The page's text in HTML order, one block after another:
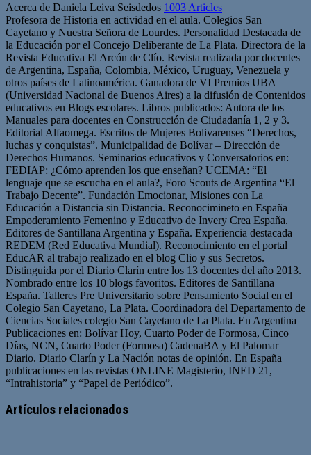
Acerca de Daniela Leiva Seisdedos 1003 Articles
Profesora de Historia en actividad en el aula. Colegios San
Cayetano y Nuestra Señora de Lourdes. Personalidad Destacada de
la Educación por el Concejo Deliberante de La Plata. Directora de la
Revista Educativa El Arcón de Clío. Revista realizada por docentes
de Argentina, España, Colombia, México, Uruguay, Venezuela y
otros países de Latinoamérica. Ganadora de VI Premios UBA
(Universidad Nacional de Buenos Aires) a la difusión de Contenidos
educativos en Blogs escolares. Libros publicados: Autora de los
Manuales para docentes en Construcción de Ciudadanía 1, 2 y 3.
Editorial Alfaomega. Escritos de Mujeres Bolivarenses “Derechos,
luchas y conquistas”. Municipalidad de Bolívar – Dirección de
Derechos Humanos. Seminarios educativos y Conversatorios en:
FEDIAP: ¿Cómo aprenden los que enseñan? UCEMA: “El
lenguaje que se escucha en el aula?, Foro Scouts de Argentina “El
Trabajo Decente”. Fundación Emocionar, Misiones con La
Educación a Distancia sin Distancia. Reconocimineto en España
Empoderamiento Femenino y Educativo de Invery Crea España.
Editores de Santillana Argentina y España. Experiencia destacada
REDEM (Red Educativa Mundial). Reconocimiento en el portal
EducAR al trabajo realizado en el blog Clio y sus Secretos.
Distinguida por el Diario Clarín entre los 13 docentes del año 2013.
Nombrado entre los 10 blogs favoritos. Editores de Santillana
España. Talleres Pre Universitario sobre Pensamiento Social en el
Colegio San Cayetano, La Plata. Coordinadora del Departamento de
Ciencias Sociales colegio San Cayetano de La Plata. En Argentina
Publicaciones en: Bolívar Hoy, Cuarto Poder de Formosa, Cinco
Días, NCN, Cuarto Poder (Formosa) CadenaBA y El Palomar
Diario. Diario Clarín y La Nación notas de opinión. En España
publicaciones en las revistas ONLINE Magisterio, INED 21,
“Intrahistoria” y “Papel de Periódico”.
web
Artículos relacionados